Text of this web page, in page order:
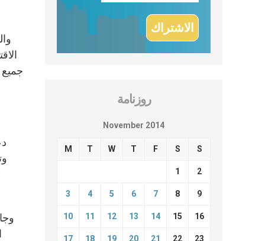
جميع
روزنامة
November 2014
M T W T F S S
1 2
3 4 5 6 7 8 9
10 11 12 13 14 15 16
17 18 19 20 21 22 23